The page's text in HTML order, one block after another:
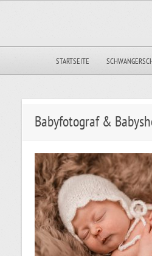
STARTSEITE
Babyfotograf &